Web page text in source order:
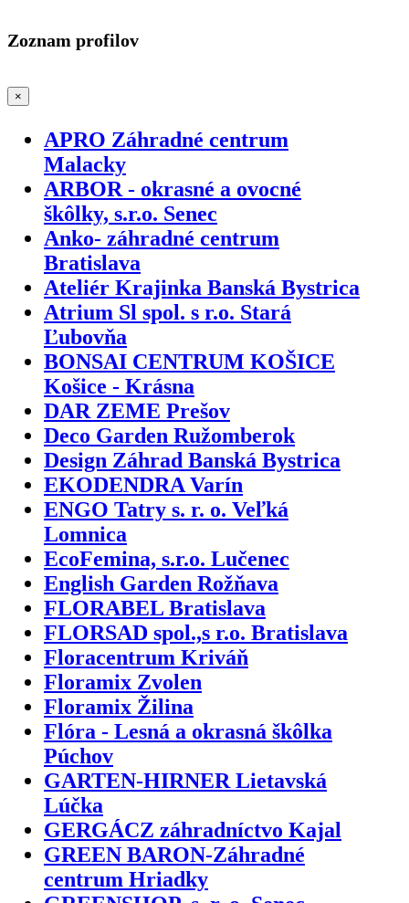
Zoznam profilov
×
APRO Záhradné centrum
Malacky
ARBOR - okrasné a ovocné
škôlky, s.r.o. Senec
Anko- záhradné centrum
Bratislava
Ateliér Krajinka Banská Bystrica
Atrium Sl spol. s r.o. Stará
Ľubovňa
BONSAI CENTRUM KOŠICE
Košice - Krásna
DAR ZEME Prešov
Deco Garden Ružomberok
Design Záhrad Banská Bystrica
EKODENDRA Varín
ENGO Tatry s. r. o. Veľká
Lomnica
EcoFemina, s.r.o. Lučenec
English Garden Rožňava
FLORABEL Bratislava
FLORSAD spol.,s r.o. Bratislava
Floracentrum Kriváň
Floramix Zvolen
Floramix Žilina
Flóra - Lesná a okrasná škôlka
Púchov
GARTEN-HIRNER Lietavská
Lúčka
GERGÁCZ záhradníctvo Kajal
GREEN BARON-Záhradné
centrum Hriadky